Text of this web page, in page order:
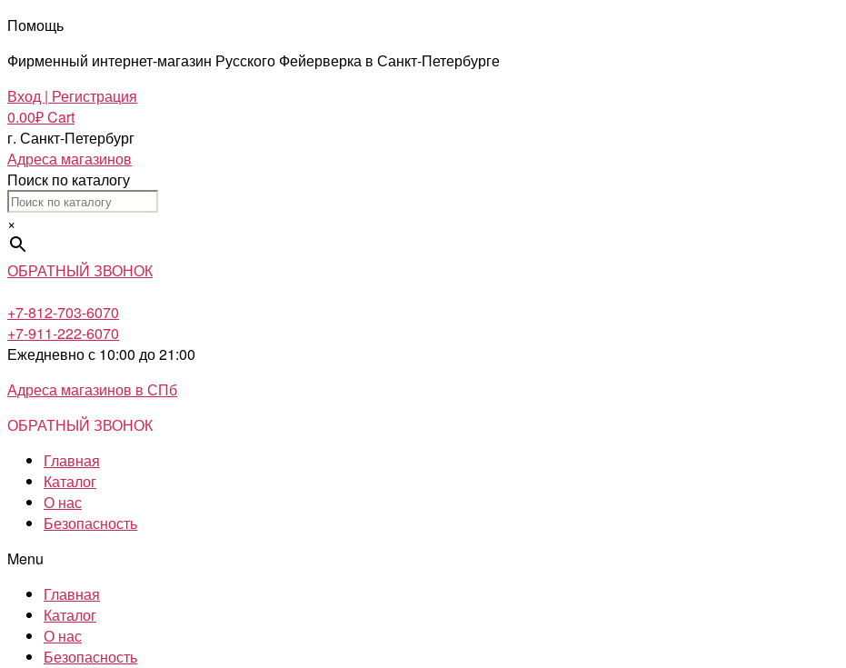
Помощь
Фирменный интернет-магазин Русского Фейерверка в Санкт-Петербурге
Вход | Регистрация
0.00₽Cart
г. Санкт-Петербург
Адреса магазинов
Поиск по каталогу
×
ОБРАТНЫЙ ЗВОНОК
+7-812-703-6070
+7-911-222-6070
Ежедневно с 10:00 до 21:00
Адреса магазинов в СПб
ОБРАТНЫЙ ЗВОНОК
Главная
Каталог
О нас
Безопасность
Menu
Главная
Каталог
О нас
Безопасность